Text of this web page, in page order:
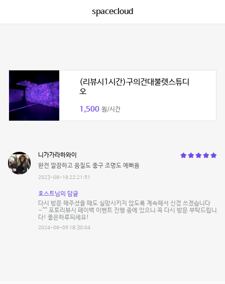
spacecloud
(리뷰시1시간)구의건대불렛스튜디
오
1,500 원/시간
니가가라하와이
완전 깔끔하고 음질도 좋구 조명도 예뻐욤
2023-09-19 22:21:51
호스트님의 답글
다시 방문 해주셨을 때도 실망시키지 않도록 계속해서 신경 쓰겠습니다
~^^ 포토리뷰시 페이백 이벤트 진행 중에 있으니 꼭 다시 방문 부탁드립니
다! 좋은하루되세요!
2024-06-05 18:30:04